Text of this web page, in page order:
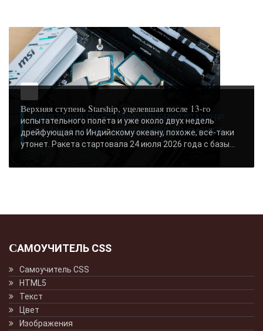
-- Люблю давать советы и очень не люблю, когда их дают мне.
УЦЕЛЕВШИЙ ПОСЛЕ ПРИВОДНЕНИЯ STARSHIP
ВСЁ-ТАКИ УТОНЕТ: SPACEX ВРЯД ЛИ СМОЖЕТ..
Верхняя ступень Starship, уцелевшая после 13-го
испытательного полёта и уже около двух недель
дрейфующая по Индийскому океану, похоже, всё-таки
утонет. Ракета стартовала 24 июля 2026 года с базы...
САМОУЧИТЕЛЬ CSS
Самоучитель CSS
HTML5
Текст
Цвет
Изображения